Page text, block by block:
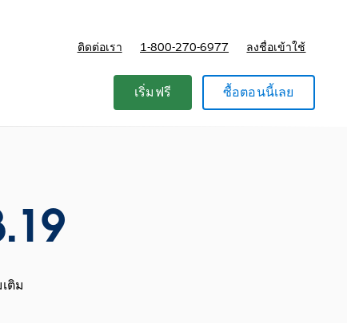
ติดต่อเรา 1-800-270-6977 ลงชื่อเข้าใช้
เริ่มฟรี ซื้อตอนนี้เลย
ติม